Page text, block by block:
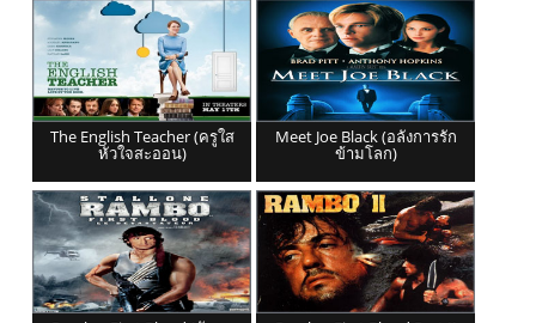
The English Teacher (ครูใส
หัวใจสะออน)
Meet Joe Black (อลังการรัก
ข้ามโลก)